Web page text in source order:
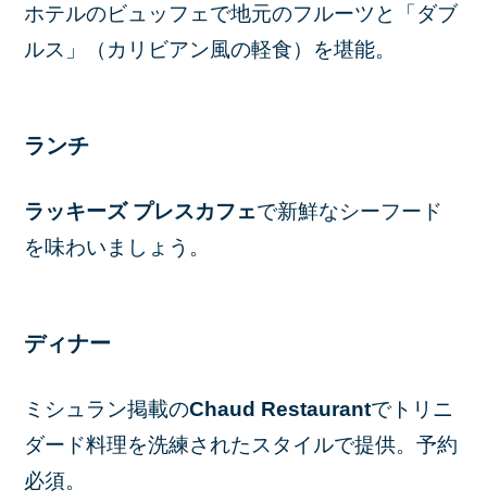
ホテルのビュッフェで地元のフルーツと「ダブ
ルス」（カリビアン風の軽食）を堪能。
ランチ
ラッキーズ プレスカフェで新鮮なシーフード
を味わいましょう。
ディナー
ミシュラン掲載のChaud Restaurantでトリニ
ダード料理を洗練されたスタイルで提供。予約
必須。